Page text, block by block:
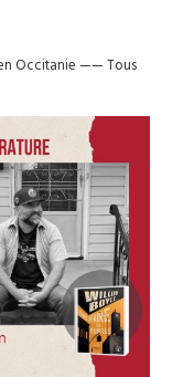
Occitanie——Tous